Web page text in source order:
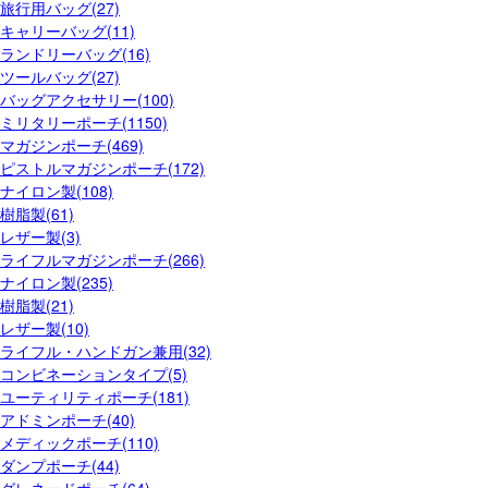
旅行用バッグ(27)
キャリーバッグ(11)
ランドリーバッグ(16)
ツールバッグ(27)
バッグアクセサリー(100)
ミリタリーポーチ(1150)
マガジンポーチ(469)
ピストルマガジンポーチ(172)
ナイロン製(108)
樹脂製(61)
レザー製(3)
ライフルマガジンポーチ(266)
ナイロン製(235)
樹脂製(21)
レザー製(10)
ライフル・ハンドガン兼用(32)
コンビネーションタイプ(5)
ユーティリティポーチ(181)
アドミンポーチ(40)
メディックポーチ(110)
ダンプポーチ(44)